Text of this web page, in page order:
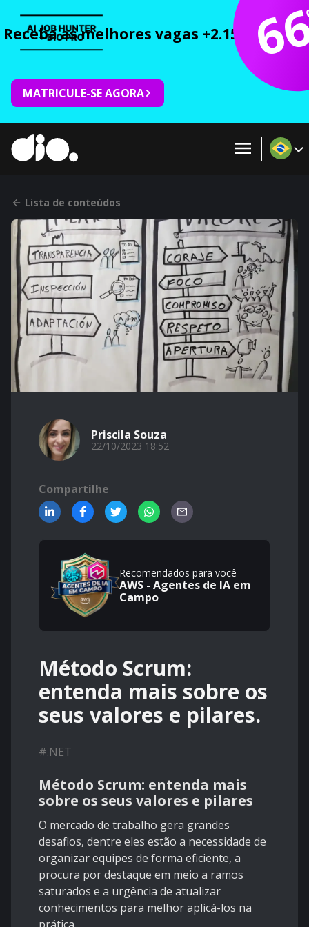
Receba as melhores vagas +2.150 cursos
MATRICULE-SE AGORA
Lista de conteúdos
Priscila Souza
22/10/2023 18:52
Compartilhe
Recomendados para você
AWS - Agentes de IA em
Campo
Método Scrum:
entenda mais sobre os
seus valores e pilares.
#.NET
Método Scrum: entenda mais
sobre os seus valores e pilares
O mercado de trabalho gera grandes
desafios, dentre eles estão a necessidade de
organizar equipes de forma eficiente, a
procura por destaque em meio a ramos
saturados e a urgência de atualizar
conhecimentos para melhor aplicá-los na